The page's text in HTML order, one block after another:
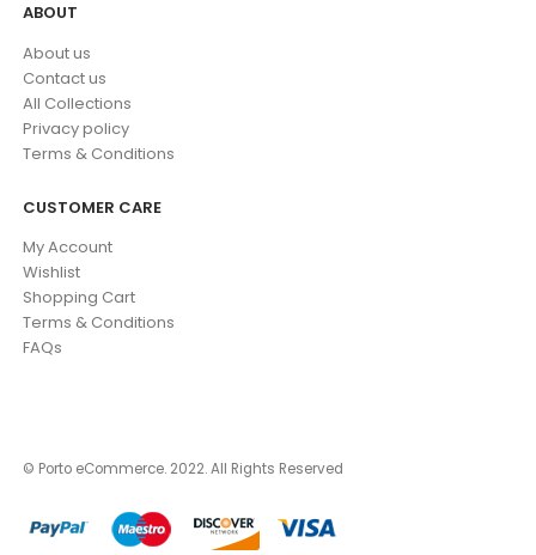
ABOUT
About us
Contact us
All Collections
Privacy policy
Terms & Conditions
CUSTOMER CARE
My Account
Wishlist
Shopping Cart
Terms & Conditions
FAQs
© Porto eCommerce. 2022. All Rights Reserved